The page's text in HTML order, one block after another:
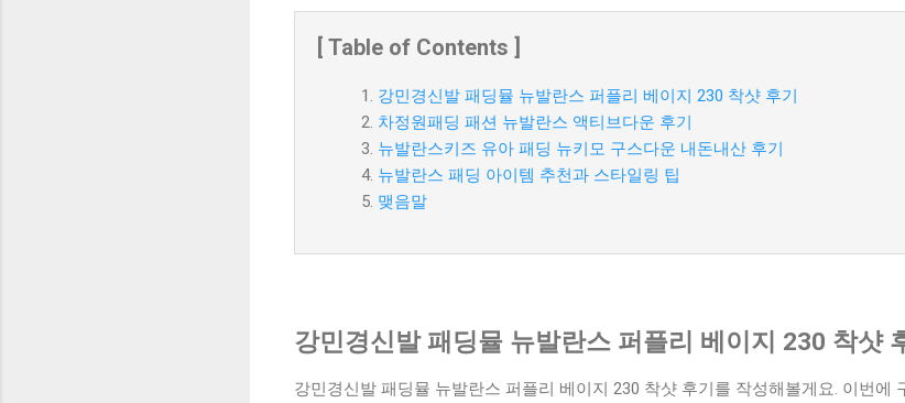
[ Table of Contents ]
강민경신발 패딩뮬 뉴발란스 퍼플리 베이지 230 착샷 후기
차정원패딩 패션 뉴발란스 액티브다운 후기
뉴발란스키즈 유아 패딩 뉴키모 구스다운 내돈내산 후기
뉴발란스 패딩 아이템 추천과 스타일링 팁
맺음말
강민경신발 패딩뮬 뉴발란스 퍼플리 베이지 230 착샷
강민경신발 패딩뮬 뉴발란스 퍼플리 베이지 230 착샷 후기를 작성해볼게요. 이번에